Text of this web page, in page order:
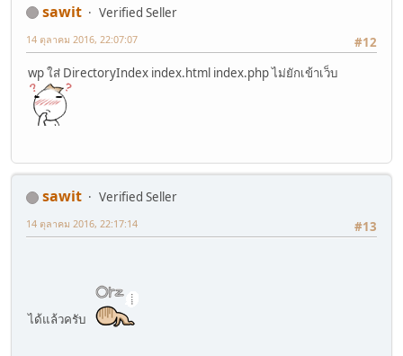
sawit
Verified Seller
#12
14 ตุลาคม 2016, 22:07:07
wp ใส่ DirectoryIndex index.html index.php ไม่ยักเข้าเว็บ
sawit
Verified Seller
#13
14 ตุลาคม 2016, 22:17:14
ได้แล้วครับ